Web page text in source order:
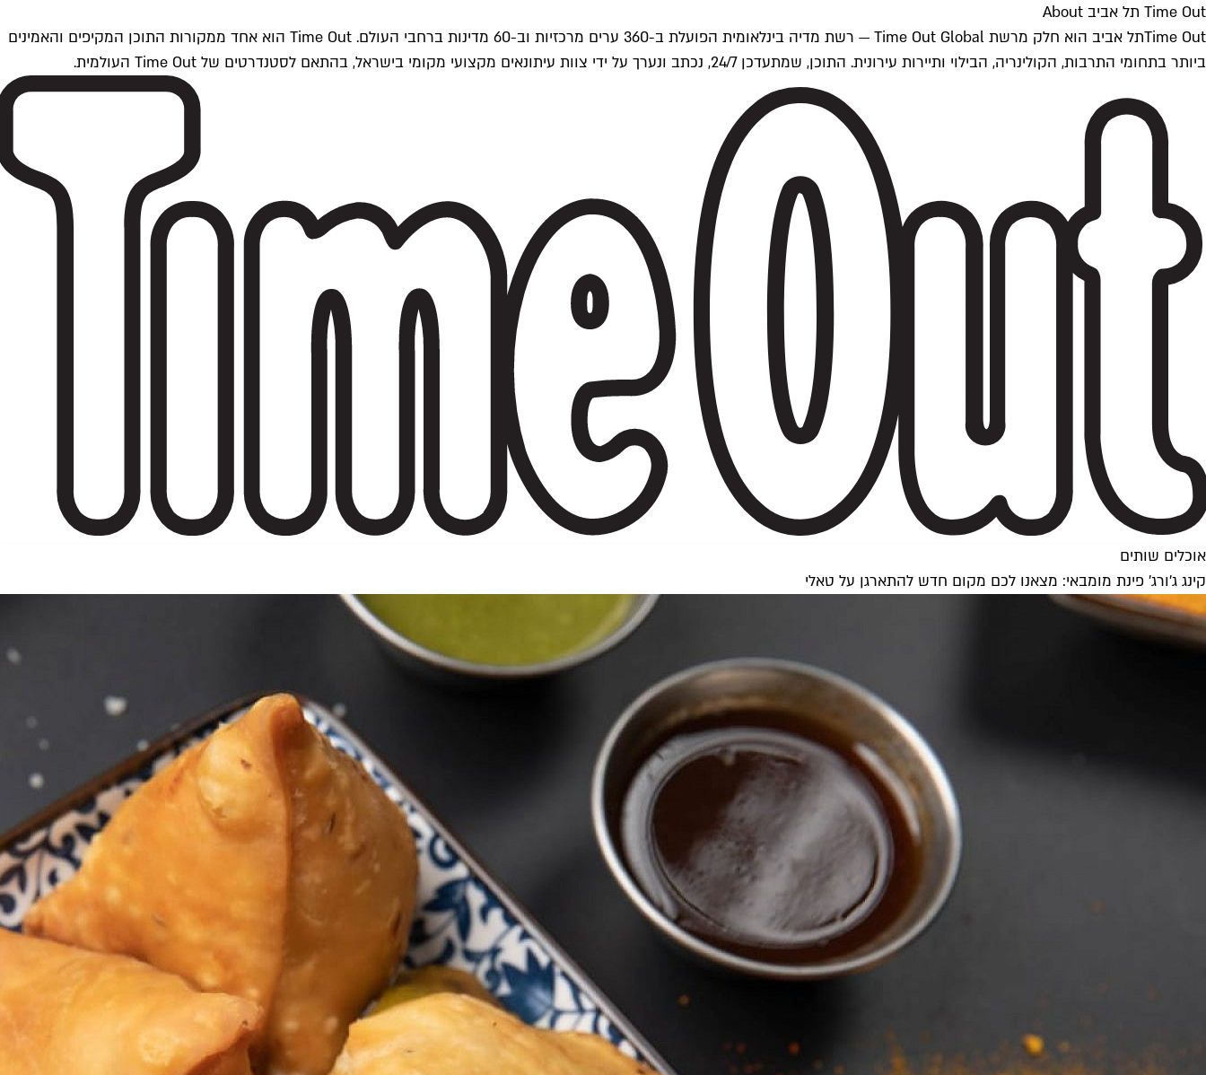
Time Out תל אביב About
Time Outתל אביב הוא חלק מרשת Time Out Global — רשת מדיה בינלאומית הפועלת ב-360 ערים מרכזיות וב-60 מדינות ברחבי העולם. Time Out הוא אחד ממקורות התוכן המקיפים והאמינים
ביותר בתחומי התרבות, הקולינריה, הבילוי ותיירות עירונית. התוכן, שמתעדכן 24/7, נכתב ונערך על ידי צוות עיתונאים מקצועי מקומי בישראל, בהתאם לסטנדרטים של Time Out העולמית.
אוכלים שותים
קינג ג'ורג' פינת מומבאי: מצאנו לכם מקום חדש להתארגן על טאלי